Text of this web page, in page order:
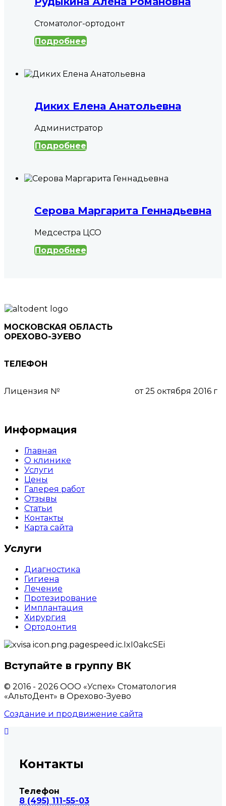
Стоматолог-ортодонт
Подробнее
Диких Елена Анатольевна
Администратор
Подробнее
Серова Маргарита Геннадьевна
Медсестра ЦСО
Подробнее
МОСКОВСКАЯ ОБЛАСТЬ
ОРЕХОВО-ЗУЕВО
ТЕЛЕФОН
Лицензия №
от 25 октября 2016 г
Информация
Главная
О клинике
Услуги
Цены
Галерея работ
Отзывы
Статьи
Контакты
Карта сайта
Услуги
Диагностика
Гигиена
Лечение
Протезирование
Имплантация
Хирургия
Ортодонтия
Вступайте в группу ВК
© 2016 - 2026 ООО «Успех» Стоматология
«АльтоДент» в Орехово-Зуево
Создание и продвижение сайта
Контакты
Телефон
8 (495) 111-55-03